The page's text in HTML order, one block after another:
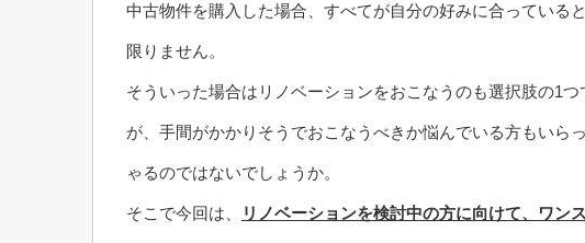
中古物件を購入した場合、すべてが自分の好みに合っている
限りません。
そういった場合はリノベーションをおこなうのも選択肢の1つ
が、手間がかかりそうでおこなうべきか悩んでいる方もいら
ゃるのではないでしょうか。
そこで今回は、 リノベーションを検討中の方に向けて、ワン